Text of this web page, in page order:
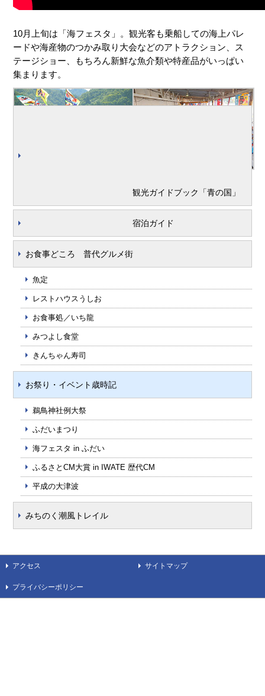
10月上旬は「海フェスタ」。観光客も乗船しての海上パレ
ードや海産物のつかみ取り大会などのアトラクション、ス
テージショー、もちろん新鮮な魚介類や特産品がいっぱい
集まります。
観光ガイドブック「青の国」
宿泊ガイド
お食事どころ 普代グルメ街
魚定
レストハウスうしお
お食事処／いち龍
みつよし食堂
きんちゃん寿司
お祭り・イベント歳時記
鵜鳥神社例大祭
ふだいまつり
海フェスタ in ふだい
ふるさとCM大賞 in IWATE 歴代CM
平成の大津波
みちのく潮風トレイル
アクセス サイトマップ
プライバシーポリシー